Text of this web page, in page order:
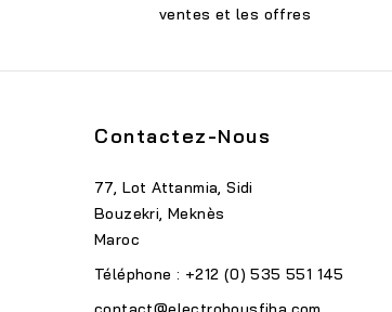
ventes et les offres
Contactez-Nous
77, Lot Attanmia, Sidi
Bouzekri, Meknès
Maroc
Téléphone : +212 (0) 535 551 145